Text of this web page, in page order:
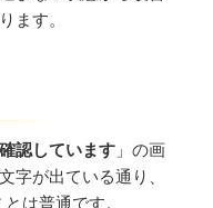
ます。
認しています 」の画
字が出ている通り、
は普通です。